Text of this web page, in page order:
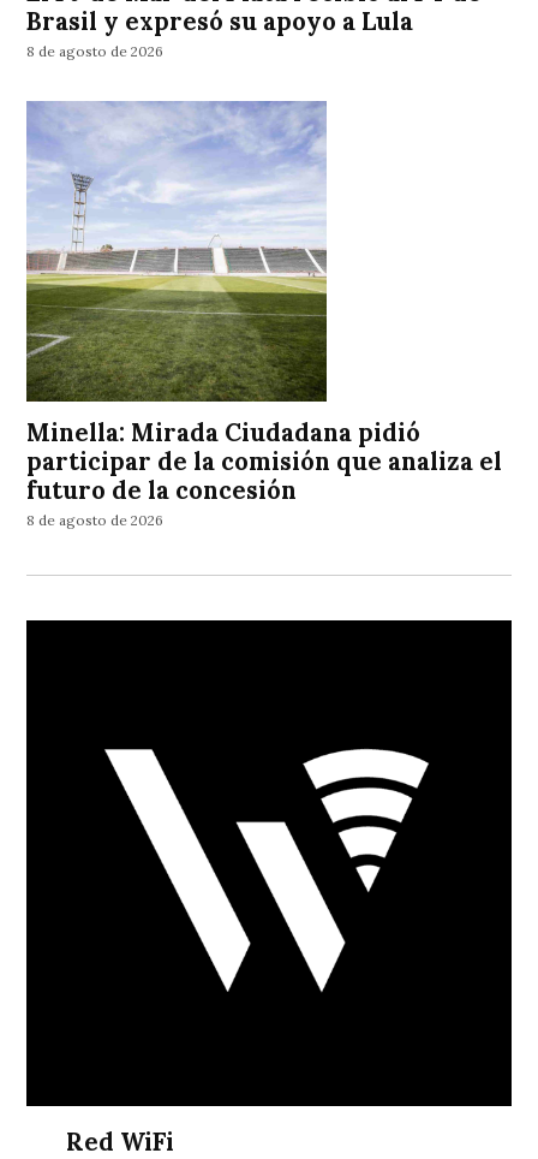
Brasil y expresó su apoyo a Lula
8 de agosto de 2026
Minella: Mirada Ciudadana pidió
participar de la comisión que analiza el
futuro de la concesión
8 de agosto de 2026
Red WiFi